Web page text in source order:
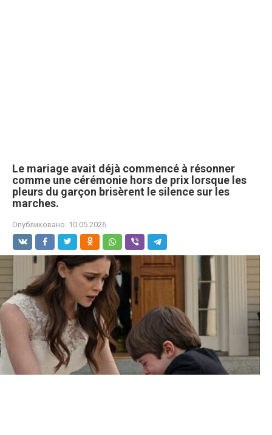
Le mariage avait déjà commencé à résonner
comme une cérémonie hors de prix lorsque les
pleurs du garçon brisèrent le silence sur les
marches.
Опубликовано: 10.05.2026